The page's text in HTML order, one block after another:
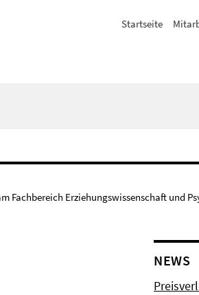
Startseite
Fachbereich Erziehungswissenschaft und
NEWS